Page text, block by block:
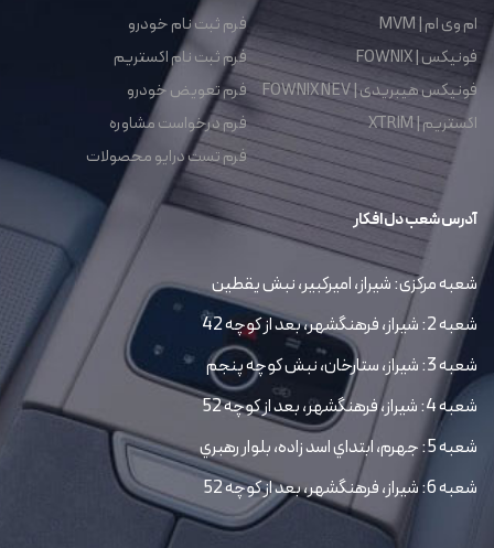
ام وی ام | MVM
فونیکس | FOWNIX
فونیکس هیبریدی | FOWNIX NEV
اکستریم | XTRIM
فرم ثبت نام خودرو
فرم ثبت نام اکستریم
فرم تعویض خودرو
فرم درخواست مشاوره
فرم تست درایو محصولات
آدرس شعب دل افکار
شعبه مرکزی: شیراز، امیرکبیر، نبش یقطین
شعبه 2: شیراز، فرهنگشهر، بعد از کوچه 42
شعبه 3: شیراز، ستارخان، نبش کوچه پنجم
شعبه 4: شیراز، فرهنگشهر، بعد از کوچه 52
شعبه 5: جهرم، ابتداي اسد زاده، بلوار رهبري
شعبه 6: شیراز، فرهنگشهر، بعد از کوچه 52